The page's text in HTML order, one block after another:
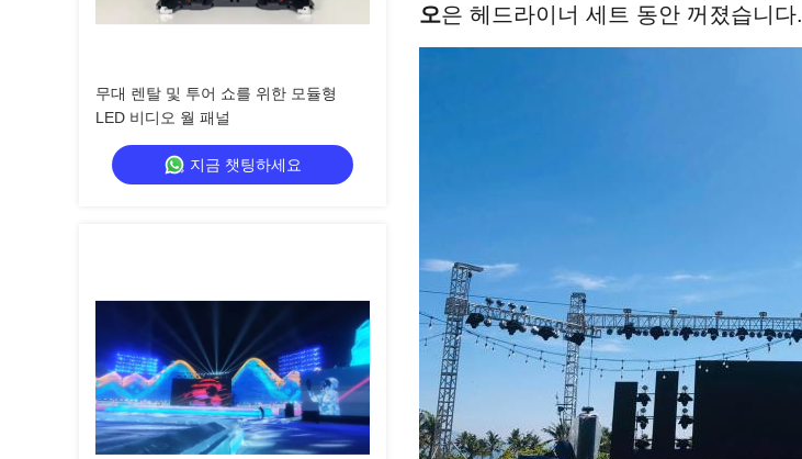
무대 렌탈 및 투어 쇼를 위한 모듈형
LED 비디오 월 패널
지금 챗팅하세요
오은 헤드라이너 세트 동안 꺼졌습니다.